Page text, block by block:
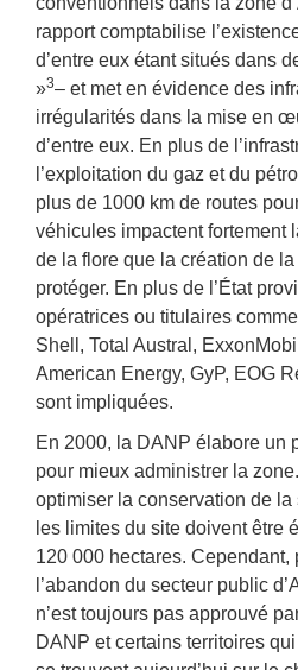
rapport comptabilise
d’entre eux étant situés dans
»3– et met en évidence des
irrégularités dans la mise en
d’entre eux. En plus de
l’exploitation du gaz et du
plus de 1000 km de routes
véhicules impactent fortement
de la flore que la création de
protéger. En plus de l’État
opératrices ou titulaires
Shell, Total Austral,
American Energy, GyP, EOG
sont impliquées.
En 2000, la DANP élabore un
pour mieux administrer la
optimiser la conservation de
les limites du site doivent être
120 000 hectares. Cependant,
l’abandon du secteur public
n’est toujours pas approuvé
DANP et certains territoires